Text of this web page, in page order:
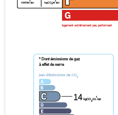
logement extrêmement peu performant
kWh/m²/an kgCO2/m
²
/an
* Dont émissions de gaz
à effet de serre
peu d'émissions de CO2
14kgCO2/m²/an